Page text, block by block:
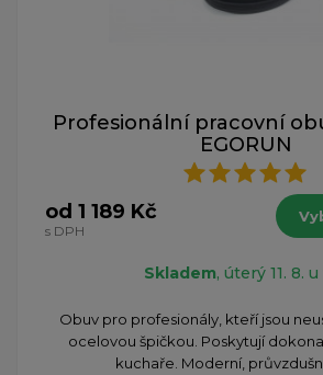
Profesionální pracovní
EGORUN
od 1 189 Kč
s DPH
Skladem, úterý 11. 8. u
Obuv pro profesionály, kteří jsou
ocelovou špičkou. Poskytují
kuchaře. Moderní,